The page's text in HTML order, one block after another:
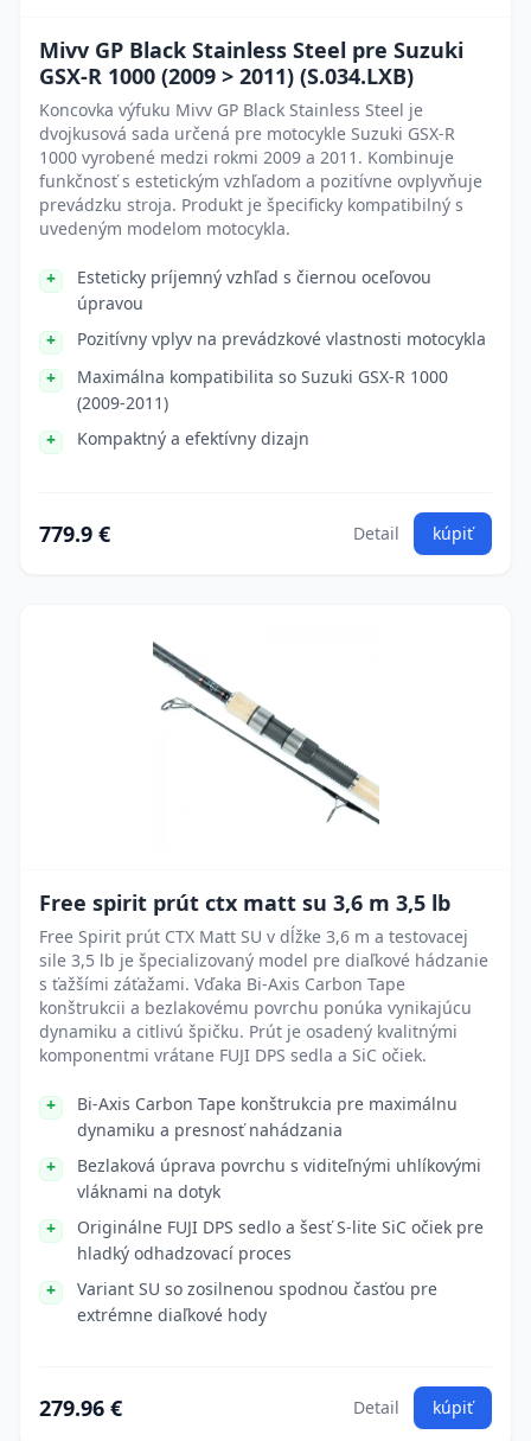
Mivv GP Black Stainless Steel pre Suzuki
GSX-R 1000 (2009 > 2011) (S.034.LXB)
Koncovka výfuku Mivv GP Black Stainless Steel je
dvojkusová sada určená pre motocykle Suzuki GSX-R
1000 vyrobené medzi rokmi 2009 a 2011. Kombinuje
funkčnosť s estetickým vzhľadom a pozitívne ovplyvňuje
prevádzku stroja. Produkt je špecificky kompatibilný s
uvedeným modelom motocykla.
Esteticky príjemný vzhľad s čiernou oceľovou
úpravou
Pozitívny vplyv na prevádzkové vlastnosti motocykla
Maximálna kompatibilita so Suzuki GSX-R 1000
(2009-2011)
Kompaktný a efektívny dizajn
779.9 € Detail kúpiť
Free spirit prút ctx matt su 3,6 m 3,5 lb
Free Spirit prút CTX Matt SU v dĺžke 3,6 m a testovacej
sile 3,5 lb je špecializovaný model pre diaľkové hádzanie
s ťažšími záťažami. Vďaka Bi-Axis Carbon Tape
konštrukcii a bezlakovému povrchu ponúka vynikajúcu
dynamiku a citlivú špičku. Prút je osadený kvalitnými
komponentmi vrátane FUJI DPS sedla a SiC očiek.
Bi-Axis Carbon Tape konštrukcia pre maximálnu
dynamiku a presnosť nahádzania
Bezlaková úprava povrchu s viditeľnými uhlíkovými
vláknami na dotyk
Originálne FUJI DPS sedlo a šesť S-lite SiC očiek pre
hladký odhadzovací proces
Variant SU so zosilnenou spodnou časťou pre
extrémne diaľkové hody
279.96 € Detail kúpiť